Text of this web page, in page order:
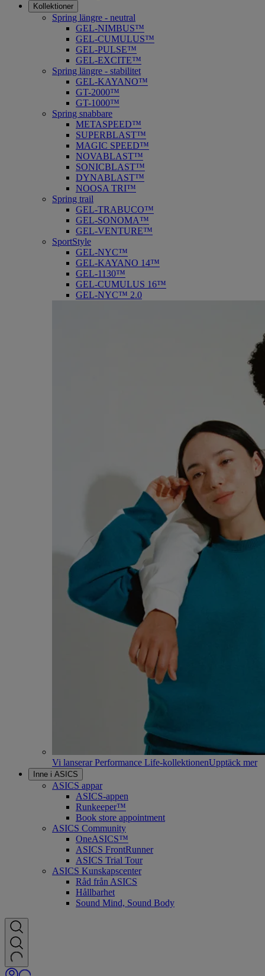
Kollektioner
Spring längre - neutral
​GEL-NIMBUS™
GEL-CUMULUS™
GEL-PULSE™
GEL-EXCITE™
Spring längre - stabilitet
GEL-KAYANO™
GT-2000™
GT-1000™
Spring snabbare
METASPEED™
SUPERBLAST™
MAGIC SPEED™
NOVABLAST™
SONICBLAST™
DYNABLAST™
NOOSA TRI™
Spring trail
GEL-TRABUCO™
GEL-SONOMA™
GEL-VENTURE™
SportStyle
GEL-NYC™
GEL-KAYANO 14™
GEL-1130™
GEL-CUMULUS 16™
GEL-NYC™ 2.0
Vi lanserar Performance Life-kollektionenUpptäck mer
Inne i ASICS
ASICS appar
ASICS-appen
Runkeeper™
Book store appointment
ASICS Community
OneASICS™
ASICS FrontRunner
ASICS Trial Tour
ASICS Kunskapscenter
Råd från ASICS
Hållbarhet
Sound Mind, Sound Body